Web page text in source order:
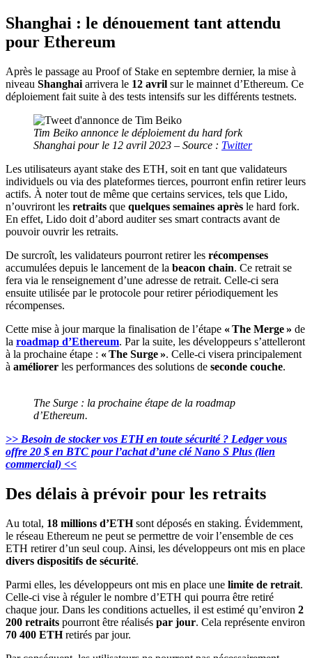
Shanghai : le dénouement tant attendu
pour Ethereum
Après le passage au Proof of Stake en septembre dernier, la mise à
niveau Shanghai arrivera le 12 avril sur le mainnet d’Ethereum. Ce
déploiement fait suite à des tests intensifs sur les différents testnets.
Tim Beiko annonce le déploiement du hard fork
Shanghai pour le 12 avril 2023 – Source : Twitter
Les utilisateurs ayant stake des ETH, soit en tant que validateurs
individuels ou via des plateformes tierces, pourront enfin retirer leurs
actifs. À noter tout de même que certains services, tels que Lido,
n’ouvriront les retraits que quelques semaines après le hard fork.
En effet, Lido doit d’abord auditer ses smart contracts avant de
pouvoir ouvrir les retraits.
De surcroît, les validateurs pourront retirer les récompenses
accumulées depuis le lancement de la beacon chain. Ce retrait se
fera via le renseignement d’une adresse de retrait. Celle-ci sera
ensuite utilisée par le protocole pour retirer périodiquement les
récompenses.
Cette mise à jour marque la finalisation de l’étape « The Merge » de
la roadmap d’Ethereum. Par la suite, les développeurs s’attelleront
à la prochaine étape : « The Surge ». Celle-ci visera principalement
à améliorer les performances des solutions de seconde couche.
The Surge : la prochaine étape de la roadmap
d’Ethereum.
>> Besoin de stocker vos ETH en toute sécurité ? Ledger vous
offre 20 $ en BTC pour l’achat d’une clé Nano S Plus (lien
commercial) <<
Des délais à prévoir pour les retraits
Au total, 18 millions d’ETHsont déposés en staking. Évidemment,
le réseau Ethereum ne peut se permettre de voir l’ensemble de ces
ETH retirer d’un seul coup. Ainsi, les développeurs ont mis en place
divers dispositifs de sécurité.
Parmi elles, les développeurs ont mis en place une limite de retrait.
Celle-ci vise à réguler le nombre d’ETH qui pourra être retiré
chaque jour. Dans les conditions actuelles, il est estimé qu’environ 2
200 retraits pourront être réalisés par jour. Cela représente environ
70 400 ETHretirés par jour.